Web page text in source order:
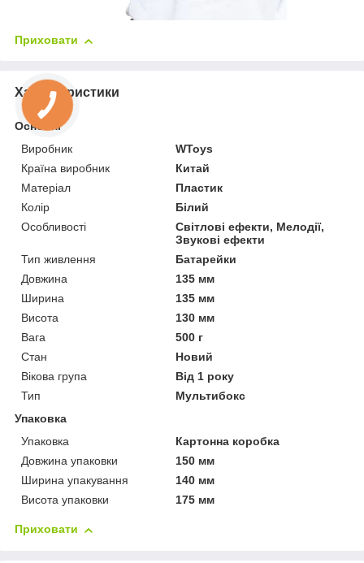
Приховати
Характеристики
Основні
Виробник
WToys
Країна виробник
Китай
Матеріал
Пластик
Колір
Білий
Особливості
Світлові ефекти, Мелодії,
Звукові ефекти
Тип живлення
Батарейки
Довжина
135 мм
Ширина
135 мм
Висота
130 мм
Вага
500 г
Стан
Новий
Вікова група
Від 1 року
Тип
Мультибокс
Упаковка
Упаковка
Картонна коробка
Довжина упаковки
150 мм
Ширина упакування
140 мм
Висота упаковки
175 мм
Приховати